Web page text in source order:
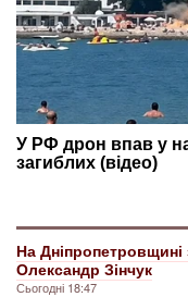
На
Олександр Зінчук
Сьогодні 18:47